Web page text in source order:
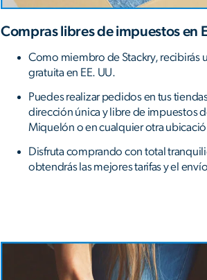
Compras libres de impuestos en
Como miembro de Stackry, recibirás
gratuita en EE. UU.
Puedes realizar pedidos en tus
dirección única y libre de impuestos
Miquelón o en cualquier otra
Disfruta comprando con total
obtendrás las mejores tarifas y el